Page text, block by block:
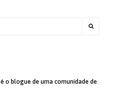
é o blogue de uma comunidade de